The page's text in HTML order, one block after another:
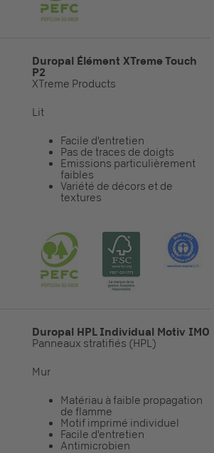
Duropal Élément XTreme Touch
P2
XTreme Products
Lit
Facile d'entretien
Pas de traces de doigts
Emissions particulièrement
faibles
Variété de décors et de
textures
Duropal HPL Individual Motiv IMO
Panneaux stratifiés (HPL)
Mur
Matériau à faible propagation
de flamme
Motif imprimé individuel
Facile d'entretien
Antimicrobien